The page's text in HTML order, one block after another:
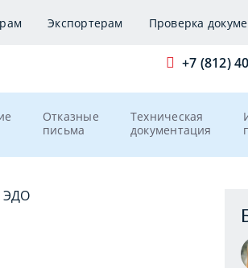
Экспортерам Проверка
+7 (812)
Отказные
письма
Техническая
документация
ЭДО